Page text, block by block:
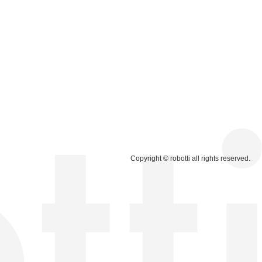
Copyright © robotti all rights reserved.